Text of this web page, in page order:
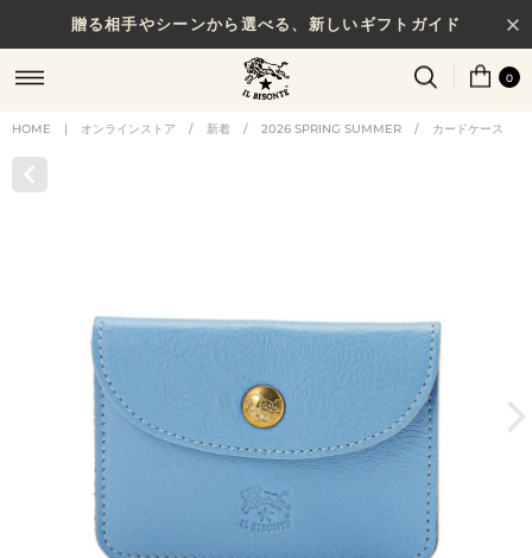
贈る相手やシーンから選べる、新しいギフトガイド
0
HOME | オンラインストア / 新着 / 2026 SPRING SUMMER / カードケース